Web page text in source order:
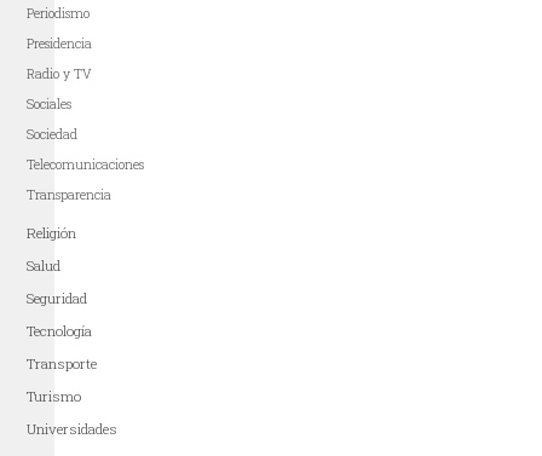
Periodismo
Presidencia
Radio y TV
Sociales
Sociedad
Telecomunicaciones
Transparencia
Religión
Salud
Seguridad
Tecnología
Transporte
Turismo
Universidades